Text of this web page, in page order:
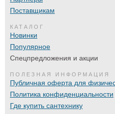
Поставщикам
КАТАЛОГ
Новинки
Популярное
Спецпредложения и акции
ПОЛЕЗНАЯ ИНФОРМАЦИЯ
Публичная оферта для
Политика конфиденциальности
Где купить сантехнику